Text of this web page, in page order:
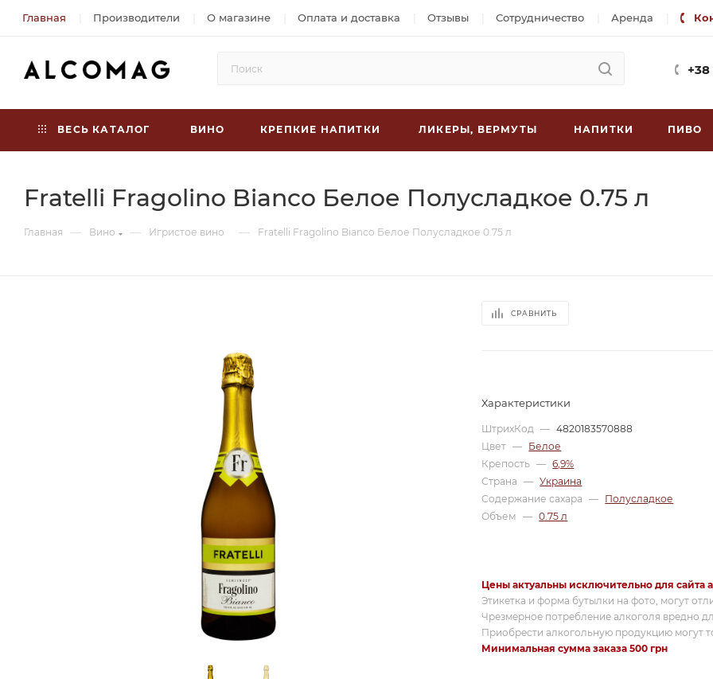
Главная Производители О магазине Оплата и доставка Отзывы Сотрудничество Аренда
ВЕСЬ КАТАЛОГ ВИНО КРЕПКИЕ НАПИТКИ ЛИКЕРЫ, ВЕРМУТЫ НАПИТКИ ПИВО
Fratelli Fragolino Bianco Белое Полусладкое 0.75 л
Главная — Вино — Игристое вино — Fratelli Fragolino Bianco Белое Полусладкое 0.75 л
СРАВНИТЬ
Характеристики
ШтрихКод — 4820183570888
Цвет — Белое
Крепость — 6,9%
Страна
— Украина
Содержание сахара
— Полусладкое
Объем
— 0.75 л
Цены актуальны исключительно для сайта
Этикетка и форма бутылки на фото, могут
Чрезмерное потребление алкоголя вредно
Приобрести алкогольную продукцию могут
Минимальная сумма заказа 500 грн